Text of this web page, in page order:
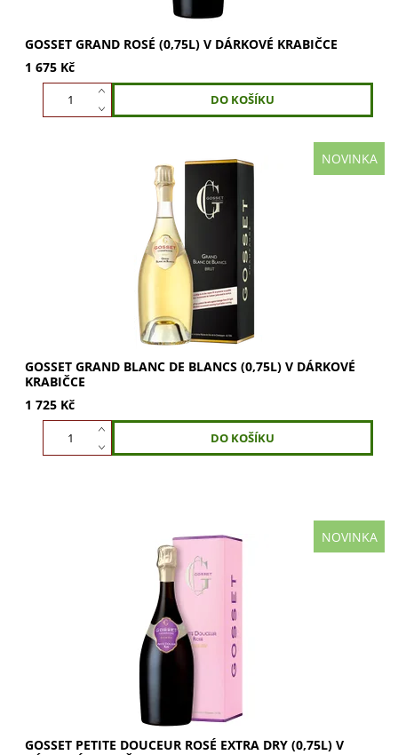
GOSSET GRAND ROSÉ (0,75L) V DÁRKOVÉ KRABIČCE
1 675 Kč
NOVINKA
GOSSET Grand Blanc de Blancs (0,75l) je 100%
Chardonnay s úchvatnými tóny bílých květů, jablek a
citrusů. Objevte komplexní vůni i chuť s nádechem...
GOSSET GRAND BLANC DE BLANCS (0,75L) V DÁRKOVÉ
KRABIČCE
1 725 Kč
NOVINKA
Petite Douceur Rosé je jiné než ostatní champagne
Gossetu – a záměrně. Nejstarší champagneská maison
světa stvořila cuvée, které jde vstříc...
GOSSET PETITE DOUCEUR ROSÉ EXTRA DRY (0,75L) V